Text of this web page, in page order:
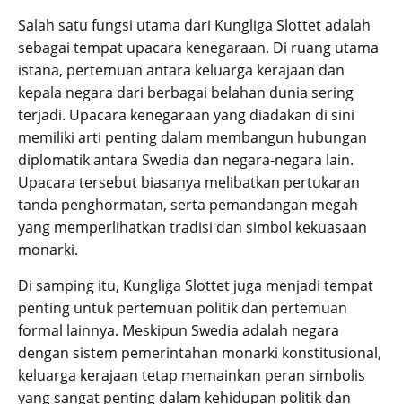
Salah satu fungsi utama dari Kungliga Slottet adalah
sebagai tempat upacara kenegaraan. Di ruang utama
istana, pertemuan antara keluarga kerajaan dan
kepala negara dari berbagai belahan dunia sering
terjadi. Upacara kenegaraan yang diadakan di sini
memiliki arti penting dalam membangun hubungan
diplomatik antara Swedia dan negara-negara lain.
Upacara tersebut biasanya melibatkan pertukaran
tanda penghormatan, serta pemandangan megah
yang memperlihatkan tradisi dan simbol kekuasaan
monarki.
Di samping itu, Kungliga Slottet juga menjadi tempat
penting untuk pertemuan politik dan pertemuan
formal lainnya. Meskipun Swedia adalah negara
dengan sistem pemerintahan monarki konstitusional,
keluarga kerajaan tetap memainkan peran simbolis
yang sangat penting dalam kehidupan politik dan